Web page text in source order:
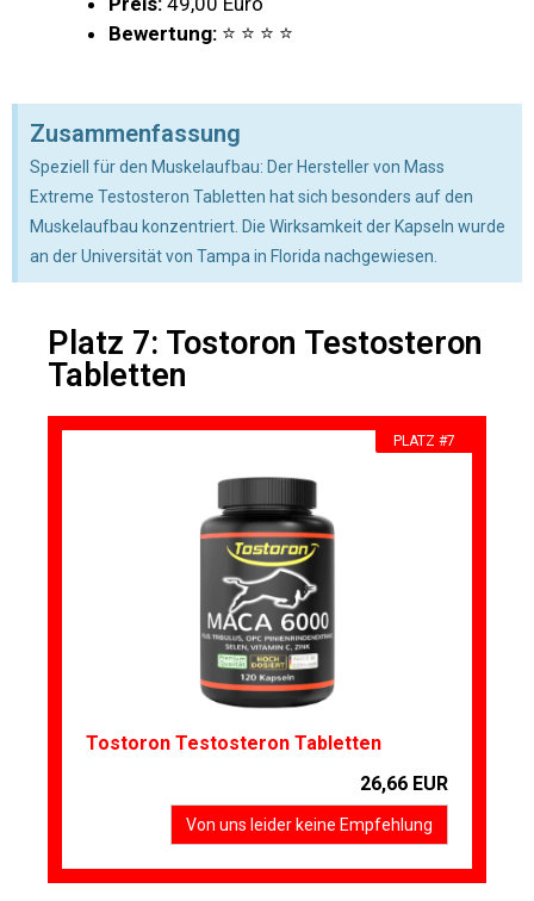
Bewertung: ⭐ ⭐ ⭐ ⭐
Zusammenfassung
Speziell für den Muskelaufbau: Der Hersteller von Mass
Extreme Testosteron Tabletten hat sich besonders auf den
Muskelaufbau konzentriert. Die Wirksamkeit der Kapseln wurde
an der Universität von Tampa in Florida nachgewiesen.
Platz 7: Tostoron Testosteron
Tabletten
PLATZ #7
Tostoron Testosteron Tabletten
26,66 EUR
Von uns leider keine Empfehlung